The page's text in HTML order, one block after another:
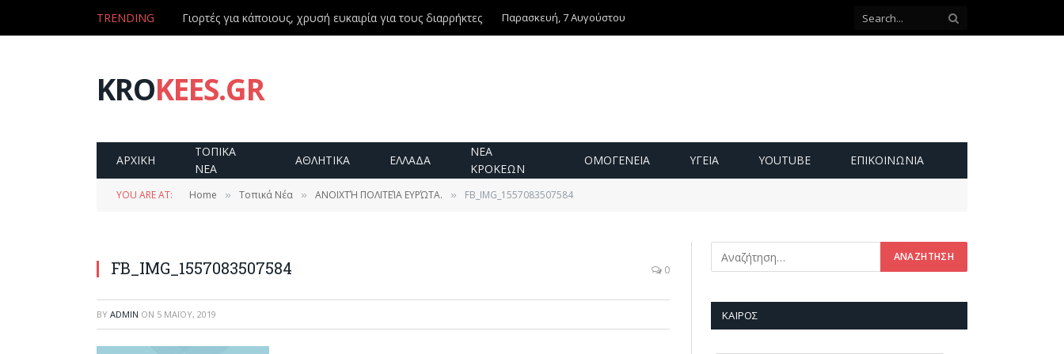
TRENDING Γιορτές για κάποιους, χρυσή ευκαιρία για τους διαρρήκτες Παρασκευή, 7 Αυγούστου
KROKEES.GR
ΑΡΧΙΚΗ
ΤΟΠΙΚΑ
ΝΕΑ
ΑΘΛΗΤΙΚΑ ΕΛΛΑΔΑ
ΝΕΑ
ΚΡΟΚΕΩΝ
ΟΜΟΓΕΝΕΙΑ ΥΓΕΙΑ YOUTUBE ΕΠΙΚΟΙΝΩΝΊΑ
YOU ARE AT: Home » Τοπικά Νέα » ΑΝΟΙΧΤΉ ΠΟΛΙΤΕΊΑ ΕΥΡΏΤΑ. » FB_IMG_1557083507584
FB_IMG_1557083507584 0
BY ADMIN ON 5 ΜΑΪ́ΟΥ, 2019 ΚΑΙΡΌΣ